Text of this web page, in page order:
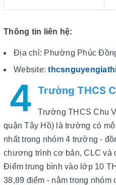
Thông tin liên hệ:
Địa chỉ: Phường Phúc
Website:
4 Trường THCS
Trường THCS Chu
quận Tây Hồ) là trường có
nhất trong nhóm 4 trường -
chương trình cơ bản, CLC và
Điểm trung bình vào lớp 10
38,89 điểm - nằm trong nhóm